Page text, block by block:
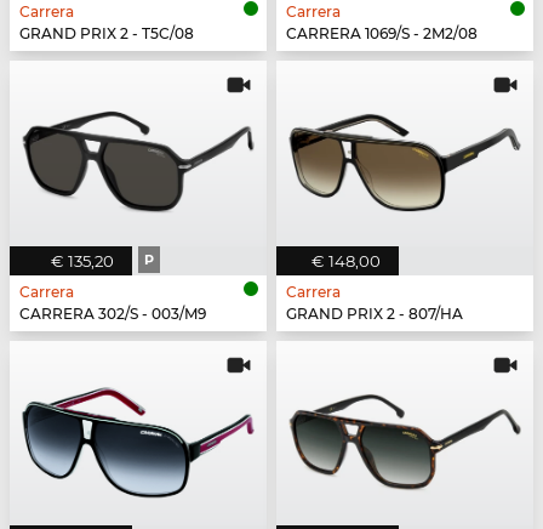
Carrera
GRAND PRIX 2 - T5C/08
Carrera
CARRERA 1069/S - 2M2/08
€ 135,20 P
Carrera
CARRERA 302/S - 003/M9
€ 148,00
Carrera
GRAND PRIX 2 - 807/HA